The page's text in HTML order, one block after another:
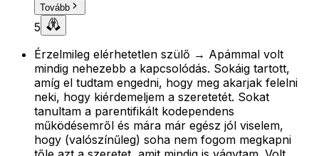
Tovább
5
Érzelmileg elérhetetlen szülő → Apámmal volt
mindig nehezebb a kapcsolódás. Sokáig tartott,
amíg el tudtam engedni, hogy meg akarjak felelni
neki, hogy kiérdemeljem a szeretetét. Sokat
tanultam a parentifikált kodependens
működésemről és mára már egész jól viselem,
hogy (valószínűleg) soha nem fogom megkapni